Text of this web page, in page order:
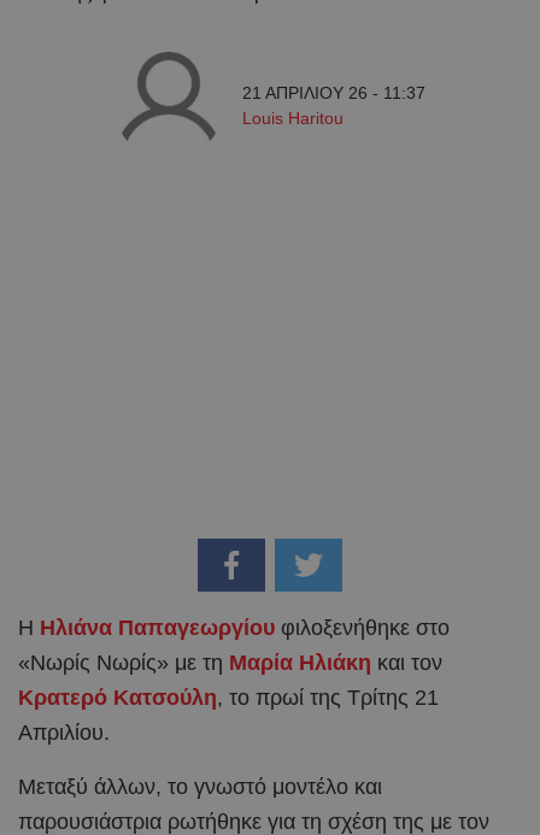
21 ΑΠΡΙΛΙΟΥ 26 - 11:37
Louis Haritou
Η Ηλιάνα Παπαγεωργίου φιλοξενήθηκε στο
«Νωρίς Νωρίς» με τη Μαρία Ηλιάκη και τον
Κρατερό Κατσούλη, το πρωί της Τρίτης 21
Απριλίου.
Μεταξύ άλλων, το γνωστό μοντέλο και
παρουσιάστρια ρωτήθηκε για τη σχέση της με τον